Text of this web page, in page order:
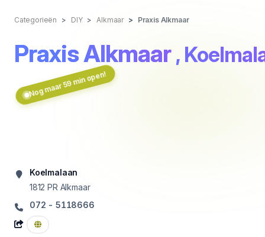
Categorieën DIY Alkmaar Praxis Alkmaar
Praxis Alkmaar ,
Nog maar 59 min open!
Koelmalaan
1812 PR Alkmaar
072 - 5118666